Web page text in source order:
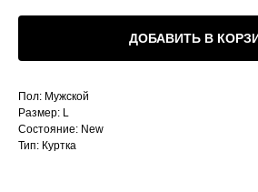
ДОБАВИТЬ В
Пол: Мужской
Размер: L
Состояние: New
Тип: Куртка